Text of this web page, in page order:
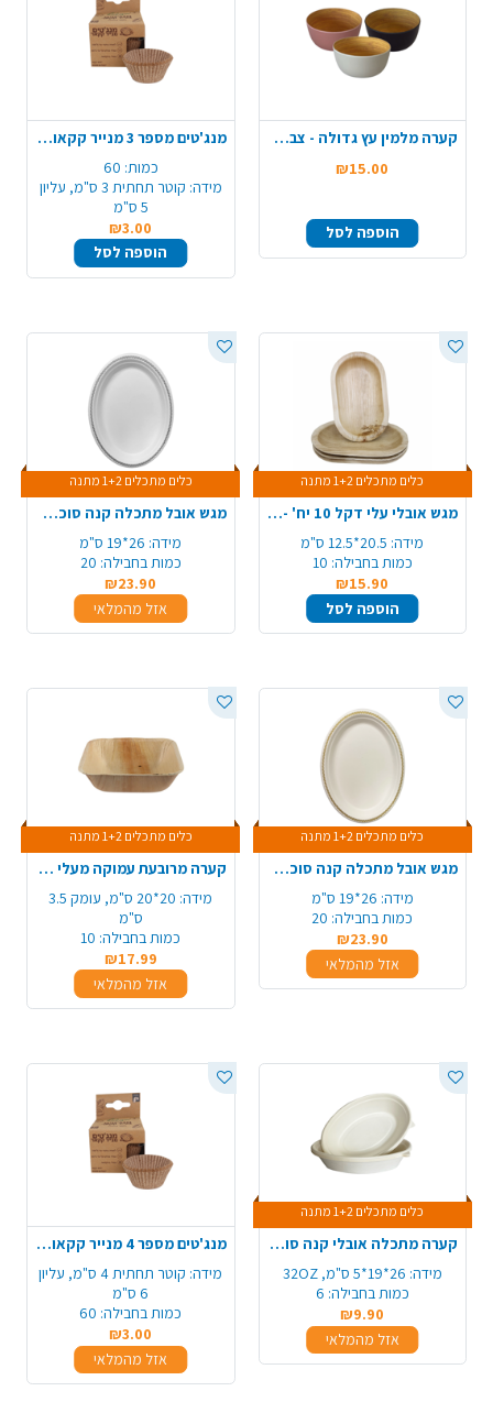
קערה מלמין עץ גדולה - צבע משתנה
₪15.00
הוספה לסל
מנג'טים מספר 3 מנייר קקאו מתכלה 60 יח' - טבעי
כמות: 60
מידה:
קוטר תחתית 3 ס"מ, עליון
5 ס"מ
₪3.00
הוספה לסל
כלים מתכלים 1+2 מתנה
מגש אובלי עלי דקל 10 יח' - בינוני
מידה: 20.5*12.5 ס"מ
כמות בחבילה: 10
₪15.90
הוספה לסל
כלים מתכלים 1+2 מתנה
מגש אובל מתכלה קנה סוכר מודפס 20 יח' - כסף
מידה: 26*19 ס"מ
כמות בחבילה: 20
₪23.90
אזל מהמלאי
כלים מתכלים 1+2 מתנה
מגש אובל מתכלה קנה סוכר מודפס 20 יח' - זהב
מידה: 26*19 ס"מ
כמות בחבילה: 20
₪23.90
אזל מהמלאי
כלים מתכלים 1+2 מתנה
קערה מרובעת עמוקה מעלי דקל 10 יח' - גדול
מידה:
20*20 ס"מ, עומק 3.5
ס"מ
כמות בחבילה: 10
₪17.99
אזל מהמלאי
כלים מתכלים 1+2 מתנה
קערה מתכלה אובלי קנה סוכר 6 יח' - גדול
מידה: 26*19*5 ס"מ, 32OZ
כמות בחבילה: 6
₪9.90
אזל מהמלאי
מנג'טים מספר 4 מנייר קקאו מתכלה 60 יח' - טבעי
מידה:
קוטר תחתית 4 ס"מ, עליון
6 ס"מ
כמות בחבילה: 60
₪3.00
אזל מהמלאי